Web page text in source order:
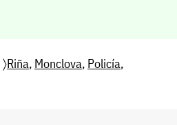
〉Riña, Monclova, Policía,